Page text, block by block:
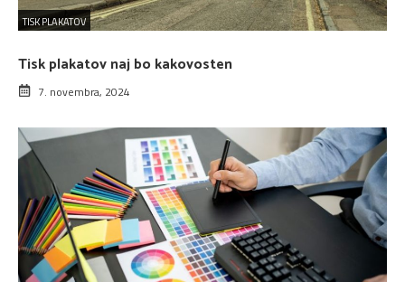
TISK PLAKATOV
Tisk plakatov naj bo kakovosten
7. novembra, 2024